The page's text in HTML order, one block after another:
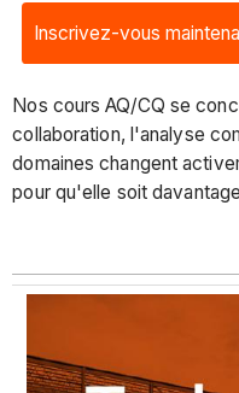
Inscrivez-vous
Nos cours AQ/CQ se
collaboration, l'analyse
domaines changent
pour qu'elle soit